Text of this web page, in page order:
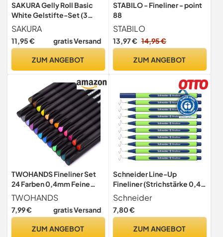
SAKURA Gelly Roll Basic
White Gelstifte-Set (3
Stück), verschiedene
Größen | undurchsichtige
Gelstifte für
Zeichnungen und
SAKURA
11,95 € gratis Versand
ZUM ANGEBOT
STABILO - Fineliner - point
88
STABILO
13,97 € 14,95 €
ZUM ANGEBOT
TWOHANDS Fineliner Set
24 Farben 0,4mm Feine
Spitze Filzstifte
TWOHANDS
7,99 € gratis Versand
ZUM ANGEBOT
Schneider Line-Up
Fineliner (Strichstärke 0,4
mm, aus biobasiertem
Kunststoff, ausgezeichnet
mit Der blaue Engel) 10
Schneider
7,80 €
ZUM ANGEBOT